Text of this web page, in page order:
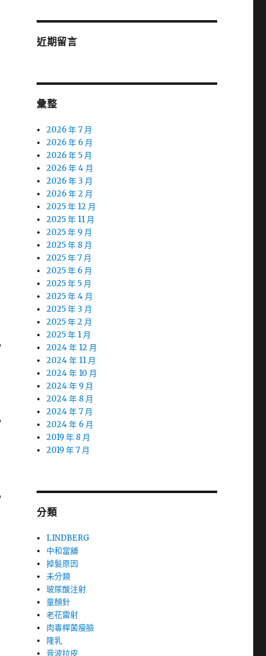
近期留言
彙整
2026 年 7 月
2026 年 6 月
2026 年 5 月
2026 年 4 月
2026 年 3 月
2026 年 2 月
2025 年 12 月
2025 年 11 月
2025 年 9 月
2025 年 8 月
2025 年 7 月
2025 年 6 月
2025 年 5 月
2025 年 4 月
2025 年 3 月
2025 年 2 月
2025 年 1 月
2024 年 12 月
2024 年 11 月
2024 年 10 月
2024 年 9 月
2024 年 8 月
2024 年 7 月
2024 年 6 月
2019 年 8 月
2019 年 7 月
分類
LINDBERG
中和當舖
掉髮原因
未分類
玻尿酸注射
童顏針
老花雷射
肉毒桿菌瘦臉
隆乳
音波拉皮